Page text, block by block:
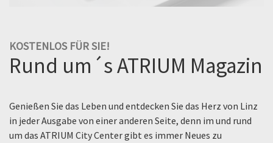
KOSTENLOS FÜR SIE!
Rund um´s ATRIUM Magazin
Genießen Sie das Leben und entdecken Sie das Herz von Linz
in jeder Ausgabe von einer anderen Seite, denn im und rund
um das ATRIUM City Center gibt es immer Neues zu